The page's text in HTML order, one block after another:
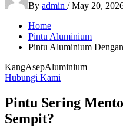
By admin /May 20,
Home
Pintu Aluminium
Pintu Aluminium
KangAsepAluminium
Hubungi Kami
Pintu Sering
Sempit?